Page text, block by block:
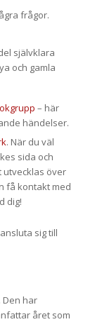
frågor.
självklara
och gamla
– här
händelser.
. När du väl
sida och
utvecklas över
få kontakt med
dig!
sig till
har
året som